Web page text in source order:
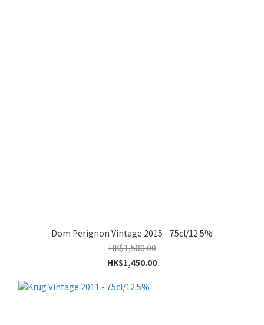
Dom Perignon Vintage 2015 - 75cl/12.5%
HK$1,580.00
HK$1,450.00